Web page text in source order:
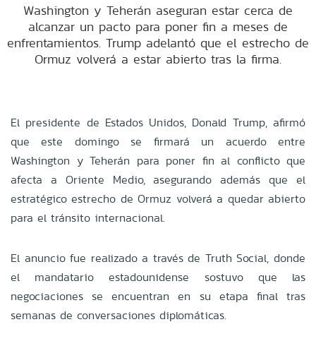
Washington y Teherán aseguran estar cerca de
alcanzar un pacto para poner fin a meses de
enfrentamientos. Trump adelantó que el estrecho de
Ormuz volverá a estar abierto tras la firma.
El presidente de Estados Unidos, Donald Trump, afirmó
que este domingo se firmará un acuerdo entre
Washington y Teherán para poner fin al conflicto que
afecta a Oriente Medio, asegurando además que el
estratégico estrecho de Ormuz volverá a quedar abierto
para el tránsito internacional.
El anuncio fue realizado a través de Truth Social, donde
el mandatario estadounidense sostuvo que las
negociaciones se encuentran en su etapa final tras
semanas de conversaciones diplomáticas.